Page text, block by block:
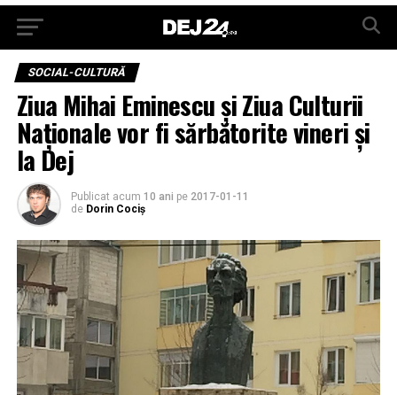
SOCIAL-CULTURĂ
Ziua Mihai Eminescu și Ziua Culturii
Naționale vor fi sărbătorite vineri și
la Dej
Publicat acum 10 ani pe 2017-01-11
de Dorin Cociș